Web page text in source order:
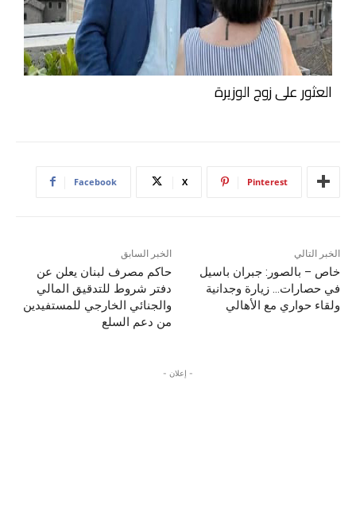
العثور على زوج الوزيرة
Facebook X Pinterest
الخبر السابق
حاكم مصرف لبنان يعلن عن
دفتر شروط للتدقيق المالي
والجنائي الخارجي للمستفيدين
من دعم السلع
الخبر التالي
خاص – بالصور: جبران باسيل
في حصارات… زيارة وجدانية
ولقاء حواري مع الأهالي
- إعلان -